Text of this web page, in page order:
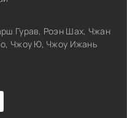
Гурав, Роэн Шах, Чжан
Чжоу Ю, Чжоу Ижань